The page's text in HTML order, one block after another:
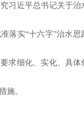
近平总书记关于治
落实“十六字”治水
求细化、实化、具
施。